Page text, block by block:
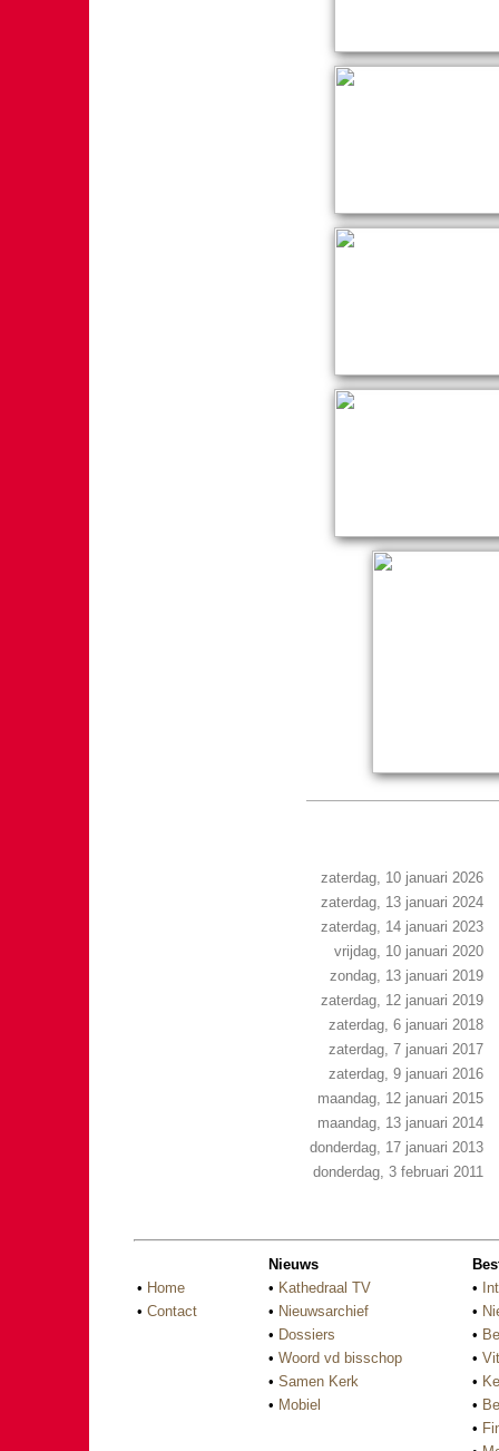
zaterdag, 10 januari 2026
zaterdag, 13 januari 2024
zaterdag, 14 januari 2023
vrijdag, 10 januari 2020
zondag, 13 januari 2019
zaterdag, 12 januari 2019
zaterdag, 6 januari 2018
zaterdag, 7 januari 2017
zaterdag, 9 januari 2016
maandag, 12 januari 2015
maandag, 13 januari 2014
donderdag, 17 januari 2013
donderdag, 3 februari 2011
• Home
• Contact
Nieuws
• Kathedraal TV
• Nieuwsarchief
• Dossiers
• Woord vd bisschop
• Samen Kerk
• Mobiel
•
•
•
•
•
•
•